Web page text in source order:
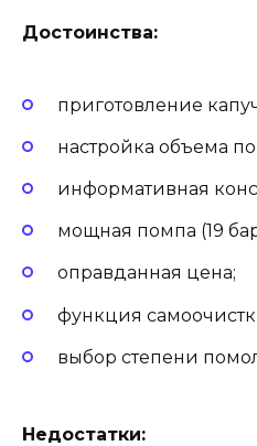
Достоинства:
приготовление
настройка объема
информативная
мощная помпа (19
оправданная цена;
функция
выбор степени
Недостатки: